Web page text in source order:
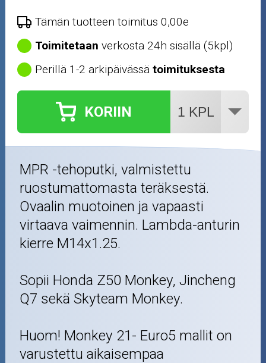
Tämän tuotteen toimitus 0,00e
Toimitetaan verkosta 24h sisällä (5kpl)
Perillä 1-2 arkipäivässätoimituksesta
KORIIN
MPR -tehoputki, valmistettu
ruostumattomasta teräksestä.
Ovaalin muotoinen ja vapaasti
virtaava vaimennin. Lambda-anturin
kierre M14x1.25.
Sopii Honda Z50 Monkey, Jincheng
Q7 sekä Skyteam Monkey.
Huom! Monkey 21- Euro5 mallit on
varustettu aikaisempaa